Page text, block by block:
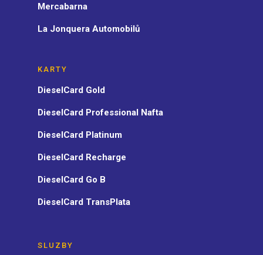
Mercabarna
La Jonquera Automobilů
KARTY
DieselCard Gold
DieselCard Professional Nafta
DieselCard Platinum
DieselCard Recharge
DieselCard Go B
DieselCard TransPlata
SLUZBY